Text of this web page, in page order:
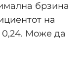
брзина
на
0,24. Може да